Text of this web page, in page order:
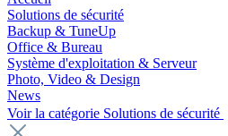
Solutions de sécurité
Backup & TuneUp
Office & Bureau
Système d'exploitation & Serveur
Photo, Video & Design
News
Voir la catégorie Solutions de sécurité